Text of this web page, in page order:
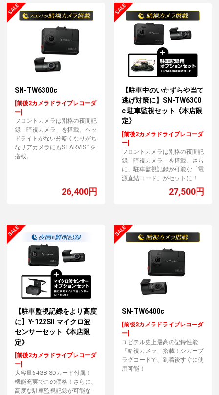
SN-TW6300c
[前後2カメラドライブレコーダ
ー]
フロントカメラは別格の夜間記
録「暗視カメラ」を搭載。ヘッ
ドライトがない分暗くなりがち
なリアカメラにもSTARVIS™を
搭載。
26,400円
【駐車中のいたずらや当て
逃げ対策に】SN-TW6300
c 駐車監視セット《本店限
定》
[前後2カメラドライブレコーダ
ー]
フロントカメラは別格の夜間記
録「暗視カメラ」を搭載。さら
に、駐車監視記録が可能な「電
源直結コード」がセットに！
27,500円
【駐車監視記録をより高度
に】Y-122SⅡ マイクロ波
センサーセット《本店限
定》
[前後2カメラドライブレコーダ
ー]
大容量64GB SDカード付属！
機能充実でこの価格！さらに、
高度な駐車監視記録が可能な
SN-TW6400c
[前後2カメラドライブレコーダ
ー]
ユピテル史上最高の記録性能
「暗視カメラ」搭載！シガープ
ラグコードで、到着後すぐに使
用可能！